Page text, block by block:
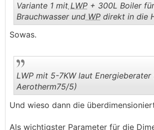
Variante 1 mit LWP + 300L Boiler für
Brauchwasser und WP direkt in die
Sowas.
LWP mit 5-7KW laut Energieberater
Aerotherm75/5)
Und wieso dann die
Als wichtigster Parameter für die